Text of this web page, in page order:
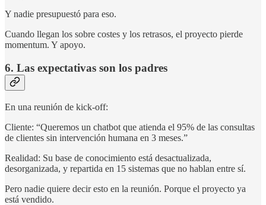
Y nadie presupuestó para eso.
Cuando llegan los sobre costes y los retrasos, el proyecto pierde
momentum. Y apoyo.
6. Las expectativas son los padres
En una reunión de kick-off:
Cliente: “Queremos un chatbot que atienda el 95% de las consultas
de clientes sin intervención humana en 3 meses.”
Realidad: Su base de conocimiento está desactualizada,
desorganizada, y repartida en 15 sistemas que no hablan entre sí.
Pero nadie quiere decir esto en la reunión. Porque el proyecto ya
está vendido.